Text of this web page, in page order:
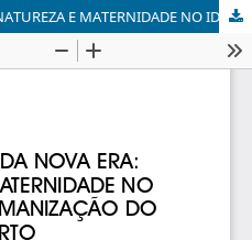
ARMADILHAS DA NOVA ERA: NATUREZA E MATERNIDADE NO IDEÁRIO DA HUMANIZAÇÃO DO PARTO